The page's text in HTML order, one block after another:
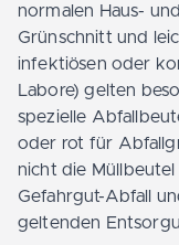
normalen Haus-
Grünschnitt und
infektiösen oder
Labore) gelten
spezielle
oder rot für
nicht die
Gefahrgut-Abfall
geltenden